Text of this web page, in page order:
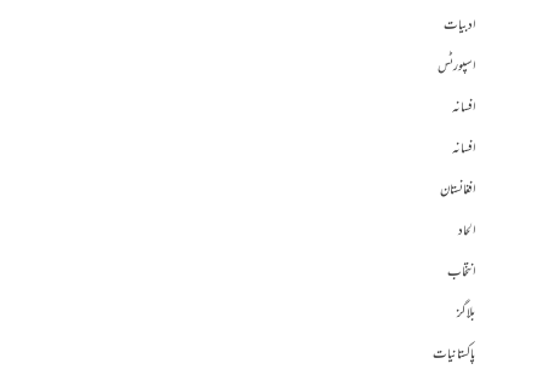
ادبیات
اسپورٹس
افسانہ
افسانہ
افغانستان
الحاد
انتخاب
بلاگز
پاکستانیات